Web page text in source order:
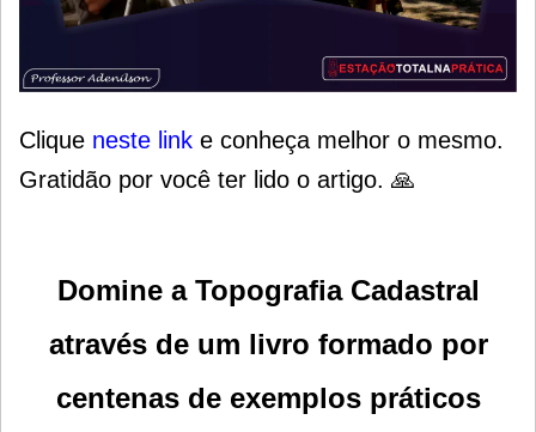
Clique neste link e conheça melhor o mesmo.
Gratidão por você ter lido o artigo. 🙏
Domine a Topografia Cadastral
através de um livro formado por
centenas de exemplos práticos